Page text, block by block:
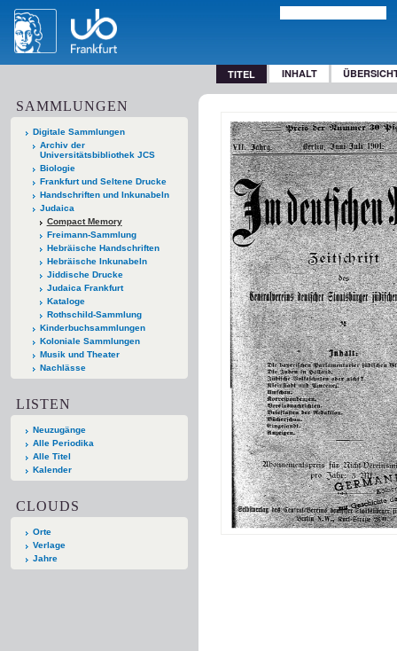
TITEL INHALT
SAMMLUNGEN
Digitale Sammlungen
Archiv der
Universitätsbibliothek JCS
Biologie
Frankfurt und Seltene Drucke
Handschriften und Inkunabeln
Judaica
Compact Memory
Freimann-Sammlung
Hebräische Handschriften
Hebräische Inkunabeln
Jiddische Drucke
Judaica Frankfurt
Kataloge
Rothschild-Sammlung
Kinderbuchsammlungen
Koloniale Sammlungen
Musik und Theater
Nachlässe
LISTEN
Neuzugänge
Alle Periodika
Alle Titel
Kalender
CLOUDS
Orte
Verlage
Jahre